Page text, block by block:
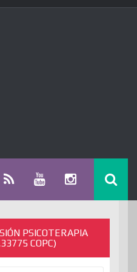
PSICOTERAPIA
COPC)